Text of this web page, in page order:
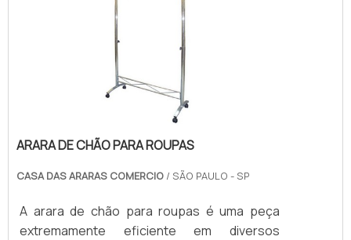
responsável pela comercialização dos
manequins oferece variedade, visto que a
necessidade das lojas vai muito além .
ARARA DE CHÃO PARA ROUPAS
CASA DAS ARARAS COMERCIO / SÃO PAULO - SP
A arara de chão para roupas é uma peça
extremamente eficiente em diversos